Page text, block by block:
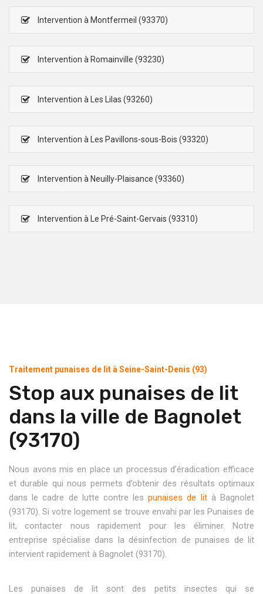
Intervention à Montfermeil (93370)
Intervention à Romainville (93230)
Intervention à Les Lilas (93260)
Intervention à Les Pavillons-sous-Bois (93320)
Intervention à Neuilly-Plaisance (93360)
Intervention à Le Pré-Saint-Gervais (93310)
Traitement punaises de lit à Seine-Saint-Denis (93)
Stop aux punaises de lit
dans la ville de Bagnolet
(93170)
Nous avons mis en place un processus d’éradication efficace
et durable qui nous permets d’obtenir des résultats optimaux
dans le cadre de lutte contre lespunaises de lità Bagnolet
(93170). Si votre logement se trouve envahi par les Punaises de
lit, contacter nous rapidement pour les éliminer. Notre
entreprise spécialise dans la désinfection de punaises de lit
intervient rapidement à Bagnolet (93170).
Les punaises de lit sont des petits insectes qui se